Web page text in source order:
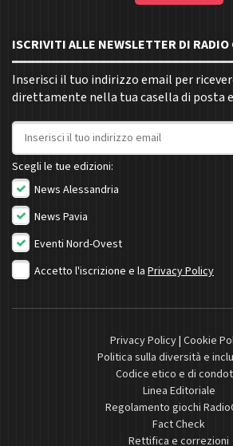
ISCRIVITI ALLE NEWSLETTER DI RADIO
Inserisci il tuo indirizzo email per
direttamente nella tua casella di posta
Indirizzo email
Scegli le tue edizioni:
News Alessandria
News Pavia
Eventi Nord-Ovest
Accetto l'iscrizione e la Privacy Policy
Privacy Policy| Cookie
Politica sulla diversità e
Codice etico e di
Linea Editoriale
Regolamento giochi
Fact Check
Rettifica e correzioni